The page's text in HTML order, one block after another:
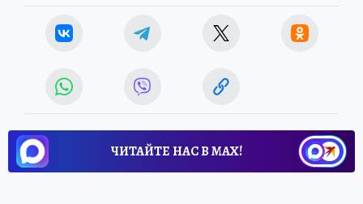
ЧИТАЙТЕ НАС В МАХ!